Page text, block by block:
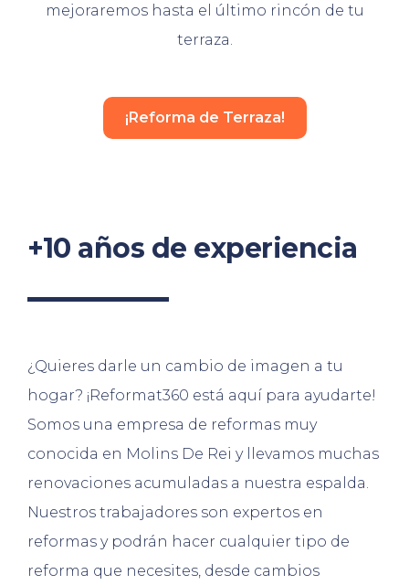
mejoraremos hasta el último rincón de tu
terraza.
¡Reforma de Terraza!
+10 años de experiencia
¿Quieres darle un cambio de imagen a tu
hogar? ¡Reformat360 está aquí para ayudarte!
Somos una empresa de reformas muy
conocida en Molins De Rei y llevamos muchas
renovaciones acumuladas a nuestra espalda.
Nuestros trabajadores son expertos en
reformas y podrán hacer cualquier tipo de
reforma que necesites, desde cambios